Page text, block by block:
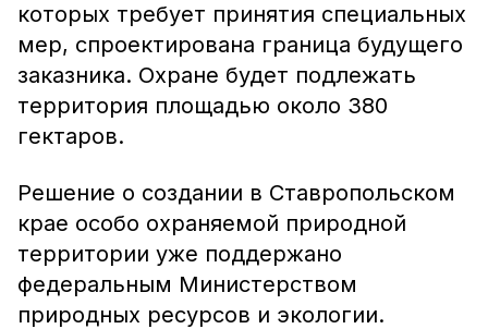
которых требует принятия специальных
мер, спроектирована граница будущего
заказника. Охране будет подлежать
территория площадью около 380
гектаров.
Решение о создании в Ставропольском
крае особо охраняемой природной
территории уже поддержано
федеральным Министерством
природных ресурсов и экологии.